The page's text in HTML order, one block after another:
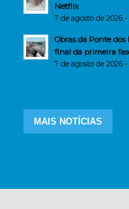
Netflix
7 de agosto de 2026 -
Obras da Ponte
final da primeira
7 de agosto de 2026 -
MAIS NOTÍCIAS